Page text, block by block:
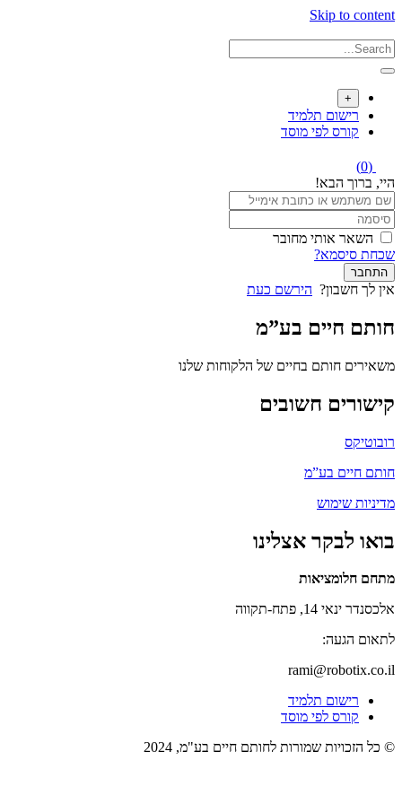
Skip to content
+
רישום תלמיד
קורס לפי מוסד
(0)
היי, ברוך הבא!
השאר אותי מחובר
שכחת סיסמא?
התחבר
אין לך חשבון? הירשם כעת
חותם חיים בע”מ
משאירים חותם בחיים של הלקוחות שלנו
קישורים חשובים
רובוטיקס
חותם חיים בע”מ
מדיניות שימוש
בואו לבקר אצלינו
מתחם חלומציאות
אלכסנדר ינאי 14, פתח-תקווה
לתאום הגעה:
rami@robotix.co.il
רישום תלמיד
קורס לפי מוסד
© כל הזכויות שמורות לחותם חיים בע"מ, 2024